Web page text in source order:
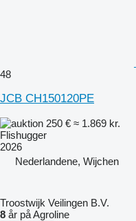
48
JCB CH150120PE
250 € ≈ 1.869 kr.
Flishugger
2026
Nederlandene, Wijchen
Troostwijk Veilingen B.V.
8 år på Agroline